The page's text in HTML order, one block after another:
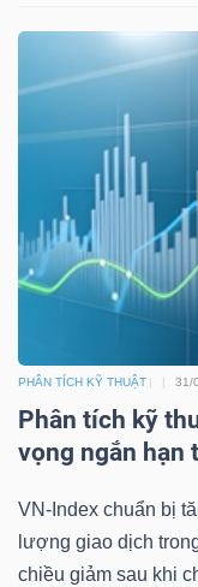
PHÂN TÍCH KỸ THUẬT 31/
Phân tích kỹ
vọng ngắn hạn
VN-Index chuẩn bị
lượng giao dịch
chiều giảm sau khi